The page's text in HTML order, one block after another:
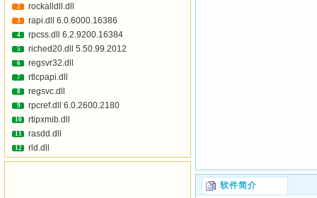
软件简介
2 rockalldll.dll
3 rapi.dll 6.0.6000.16386
4 rpcss.dll 6.2.9200.16384
5 riched20.dll 5.50.99.2012
6 regsvr32.dll
7 rtlcpapi.dll
8 regsvc.dll
9 rpcref.dll 6.0.2600.2180
10 rtipxmib.dll
11 rasdd.dll
12 rld.dll